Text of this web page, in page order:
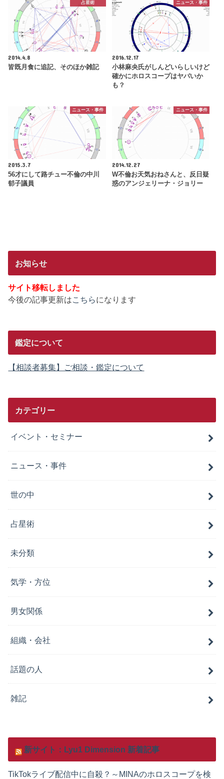
占星術
2014.4.8
皆既月食に追記、そのほか雑記
ニュース・事件
2016.12.17
小林麻央氏がしんどいらしいけど
確かにホロスコープはヤバいか
も？
ニュース・事件
2015.3.7
56才にして路チュー不倫の中川
郁子議員
ニュース・事件
2014.12.27
W不倫お天気おねさんと、反日疑
惑のアンジェリーナ・ジョリー
お知らせ
サイト移転しました
今後の記事更新はこちらになります
鑑定について
【相談者募集】ご相談・鑑定について
カテゴリー
イベント・セミナー
ニュース・事件
世の中
占星術
未分類
気学・方位
男女関係
組織・会社
話題の人
雑記
新サイト：Lyu1 Dimension 新着記事
TikTokライブ配信中に自殺？～MINAのホロスコープを検